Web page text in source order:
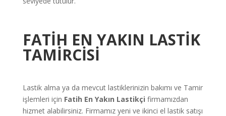
FATİH EN YAKIN LASTİK
TAMİRCİSİ
Lastik alma ya da mevcut lastiklerinizin bakımı ve Tamir
işlemleri için Fatih En Yakın Lastikçi firmamızdan
hizmet alabilirsiniz. Firmamız yeni ve ikinci el lastik satışı